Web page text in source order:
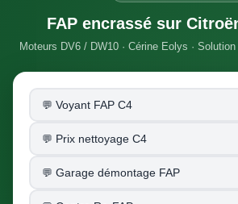
FAP encrassé sur
Moteurs DV6 / DW10 · Cérine Eolys ·
Voyant FAP C4
Prix nettoyage C4
Garage démontage FAP